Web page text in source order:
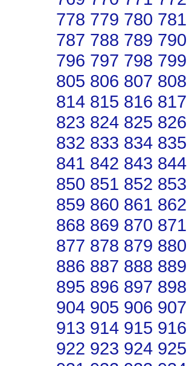
778 779 780 781
787 788 789 790
796 797 798 799
805 806 807 808
814 815 816 817
823 824 825 826
832 833 834 835
841 842 843 844
850 851 852 853
859 860 861 862
868 869 870 871
877 878 879 880
886 887 888 889
895 896 897 898
904 905 906 907
913 914 915 916
922 923 924 925